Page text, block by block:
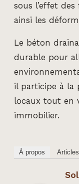
sous l’effet
ainsi les
Le béton
durable pour
il participe à la
locaux tout en
immobilier.
À propos